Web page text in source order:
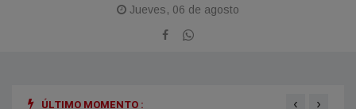
Jueves, 06 de agosto
ÚLTIMO MOMENTO : ‹ ›